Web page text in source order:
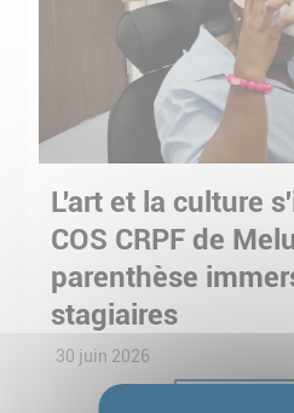
L'art et la culture
COS CRPF de
parenthèse
stagiaires
30 juin 2026